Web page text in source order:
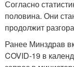
Согласно
половина. Они
продолжит
Ранее Минздрав
COVID-19 в